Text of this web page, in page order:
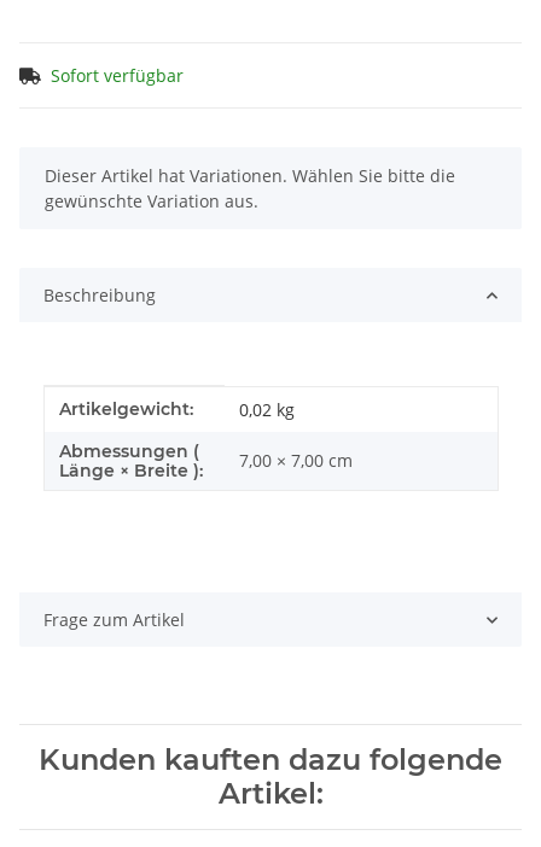
Sofort verfügbar
x
Dieser Artikel hat Variationen. Wählen Sie bitte die
gewünschte Variation aus.
Beschreibung
Produkteigenschaft
Wert
Artikelgewicht: 0,02 kg
Abmessungen (
Länge × Breite ):
7,00 × 7,00 cm
Frage zum Artikel
Kunden kauften dazu folgende
Artikel: